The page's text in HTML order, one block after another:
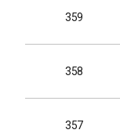
359
358
357